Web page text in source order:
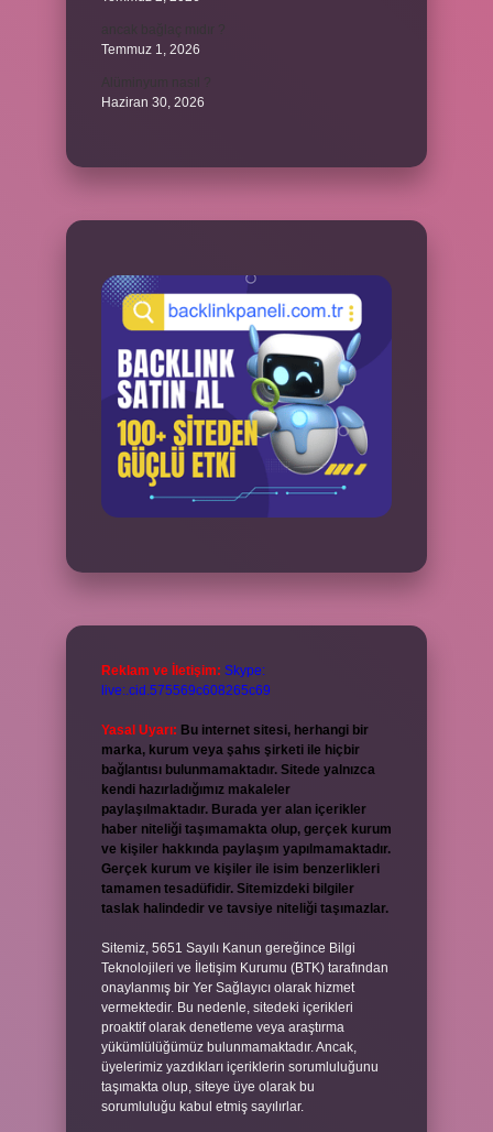
Temmuz 1, 2026
Haziran 30, 2026
Reklam ve İletişim: Skype:
live:.cid.575569c608265c69
Yasal Uyarı: Bu internet sitesi, herhangi bir
marka, kurum veya şahıs şirketi ile hiçbir
bağlantısı bulunmamaktadır. Sitede yalnızca
kendi hazırladığımız makaleler
paylaşılmaktadır. Burada yer alan içerikler
haber niteliği taşımamakta olup, gerçek kurum
ve kişiler hakkında paylaşım yapılmamaktadır.
Gerçek kurum ve kişiler ile isim benzerlikleri
tamamen tesadüfidir. Sitemizdeki bilgiler
taslak halindedir ve tavsiye niteliği taşımazlar.
Sitemiz, 5651 Sayılı Kanun gereğince Bilgi
Teknolojileri ve İletişim Kurumu (BTK) tarafından
onaylanmış bir Yer Sağlayıcı olarak hizmet
vermektedir. Bu nedenle, sitedeki içerikleri
proaktif olarak denetleme veya araştırma
yükümlülüğümüz bulunmamaktadır. Ancak,
üyelerimiz yazdıkları içeriklerin sorumluluğunu
taşımakta olup, siteye üye olarak bu
sorumluluğu kabul etmiş sayılırlar.